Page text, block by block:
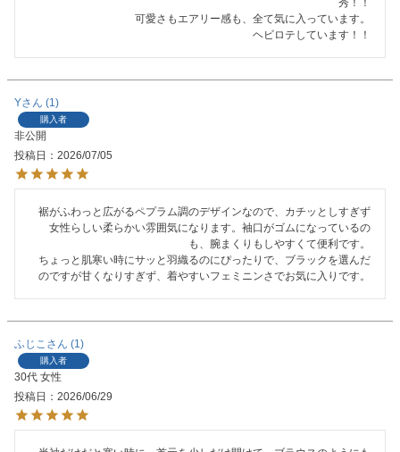
秀！！
可愛さもエアリー感も、全て気に入っています。
ヘビロテしています！！
Y 1
購入者
非公開
投稿日
2026/07/05
裾がふわっと広がるペプラム調のデザインなので、カチッとしすぎず
女性らしい柔らかい雰囲気になります。袖口がゴムになっているの
も、腕まくりもしやすくて便利です。
ちょっと肌寒い時にサッと羽織るのにぴったりで、ブラックを選んだ
のですが甘くなりすぎず、着やすいフェミニンさでお気に入りです。
ふじこ 1
購入者
30代 女性
投稿日
2026/06/29